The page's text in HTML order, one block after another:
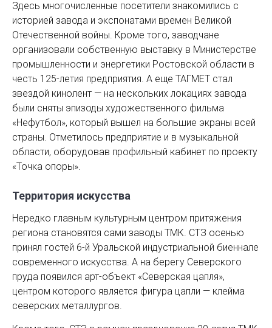
Здесь многочисленные посетители знакомились с
историей завода и экспонатами времен Великой
Отечественной войны. Кроме того, заводчане
организовали собственную выставку в Министерстве
промышленности и энергетики Ростовской области в
честь 125-летия предприятия. А еще ТАГМЕТ стал
звездой кинолент — на нескольких локациях завода
были сняты эпизоды художественного фильма
«Нефутбол», который вышел на большие экраны всей
страны. Отметилось предприятие и в музыкальной
области, оборудовав профильный кабинет по проекту
«Точка опоры».
Территория искусства
Нередко главным культурным центром притяжения
региона становятся сами заводы ТМК. СТЗ осенью
принял гостей 6-й Уральской индустриальной биеннале
современного искусства. А на берегу Северского
пруда появился арт-объект «Северская цапля»,
центром которого является фигура цапли — клейма
северских металлургов.